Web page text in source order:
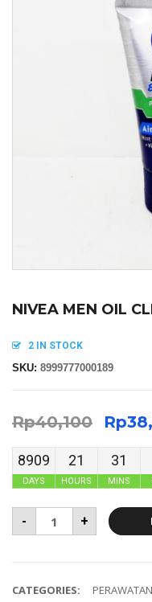
NIVEA MEN OIL
2 IN STOCK
SKU: 8999777000189
Rp40,100 Rp
8909
DAYS
21
HOURS
31
MINS
- +
CATEGORIES: